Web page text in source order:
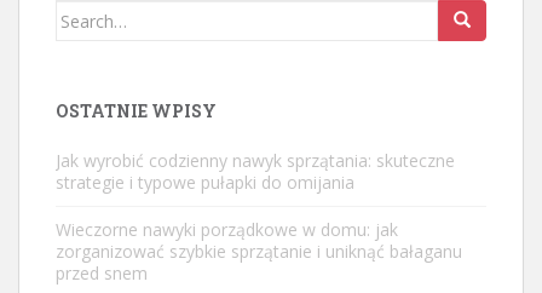
Search
OSTATNIE WPISY
Jak wyrobić codzienny nawyk sprzątania: skuteczne
strategie i typowe pułapki do omijania
Wieczorne nawyki porządkowe w domu: jak
zorganizować szybkie sprzątanie i uniknąć bałaganu
przed snem